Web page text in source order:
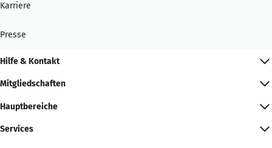
Karriere
Presse
Hilfe & Kontakt
Mitgliedschaften
Hauptbereiche
Services